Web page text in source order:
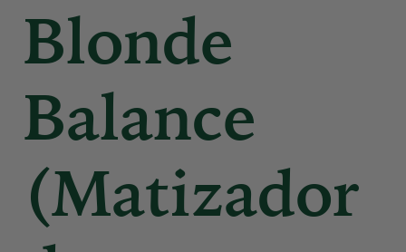
Blonde
Balance
(Matizador